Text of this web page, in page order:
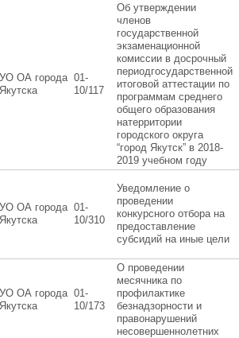
УО ОА города
Якутска
01-
10/117
Об утверждении
членов
государственной
экзаменационной
комиссии в досрочный
периодгосударственной
итоговой аттестации по
программам среднего
общего образования
натерритории
городского округа
“город Якутск” в 2018-
2019 учебном году
УО ОА города
Якутска
01-
10/310
Уведомление о
проведении
конкурсного отбора на
предоставление
субсидий на иные цели
УО ОА города
Якутска
01-
10/173
О проведении
месячника по
профилактике
безнадзорности и
правонарушений
несовершеннолетних